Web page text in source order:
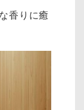
香りに癒